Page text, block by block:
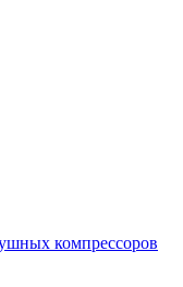
компрессоров